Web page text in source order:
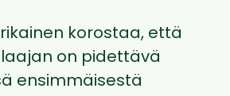
korostaa, että
on pidettävä
ensimmäisestä